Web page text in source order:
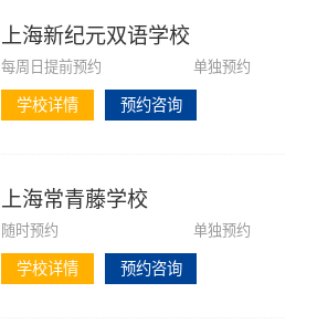
上海新纪元双语学校
每周日提前预约 单独预约
学校详情 预约咨询
上海常青藤学校
随时预约 单独预约
学校详情 预约咨询